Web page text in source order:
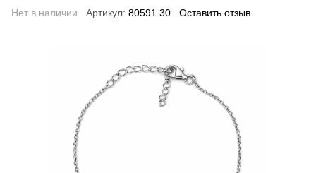
Нет в наличии Артикул: 80591.30 Оставить отзыв